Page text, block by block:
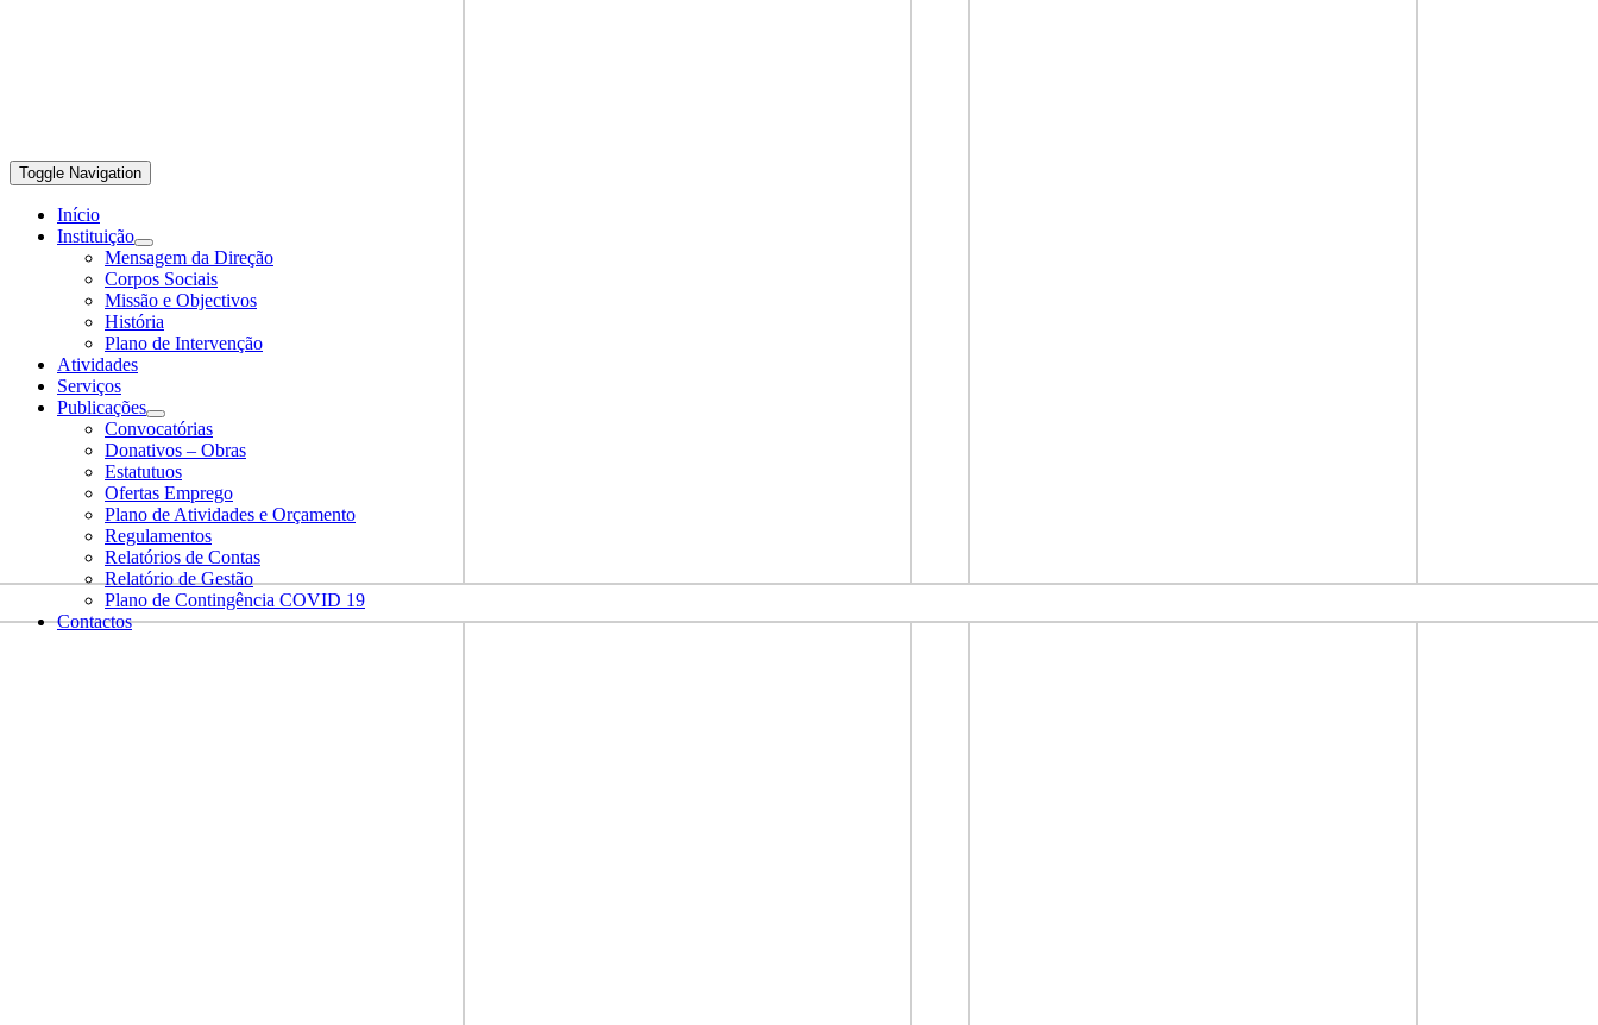
Toggle Navigation
Início
Instituição
Mensagem da Direção
Corpos Sociais
Missão e Objectivos
História
Plano de Intervenção
Atividades
Serviços
Publicações
Convocatórias
Donativos – Obras
Estatutuos
Ofertas Emprego
Plano de Atividades e Orçamento
Regulamentos
Relatórios de Contas
Relatório de Gestão
Plano de Contingência COVID 19
Contactos